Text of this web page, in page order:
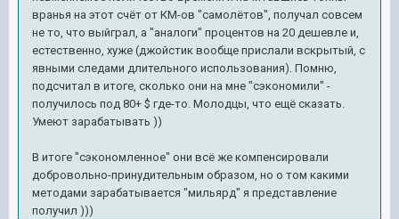
вранья на этот счёт от КМ-ов "самолётов", получал совсем
не то, что выйграл, а "аналоги" процентов на 20 дешевле и,
естественно, хуже (джойстик вообще прислали вскрытый, с
явными следами длительного использования). Помню,
подсчитал в итоге, сколько они на мне "сэкономили" -
получилось под 80+ $ где-то. Молодцы, что ещё сказать.
Умеют зарабатывать ))
В итоге "сэкономленное" они всё же компенсировали
добровольно-принудительным образом, но о том какими
методами зарабатывается "мильярд" я представление
получил )))